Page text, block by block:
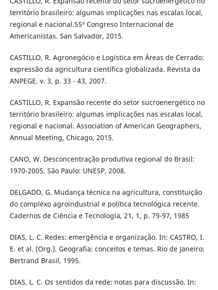
território brasileiro: algumas implicações nas escalas local,
regional e nacional.55º Congreso Internacional de
Americanistas. San Salvador, 2015.
CASTILLO, R. Agronegócio e Logística em Áreas de Cerrado:
expressão da agricultura científica globalizada. Revista da
ANPEGE. v. 3, p. 33 - 43, 2007.
CASTILLO, R. Expansão recente do setor sucroenergético no
território brasileiro: algumas implicações nas escalas local,
regional e nacional. Association of American Geographers,
Annual Meeting, Chicago, 2015.
CANO, W. Desconcentração produtiva regional do Brasil:
1970-2005. São Paulo: UNESP, 2008.
DELGADO, G. Mudança técnica na agricultura, constituição
do complexo agroindustrial e política tecnológica recente.
Cadernos de Ciência e Tecnologia, 21, 1, p. 79-97, 1985
DIAS, L. C. Redes: emergência e organização. In: CASTRO, I.
E. et al. (Org.). Geografia: conceitos e temas. Rio de Janeiro:
Bertrand Brasil, 1995.
DIAS, L. C. Os sentidos da rede: notas para discussão. In: